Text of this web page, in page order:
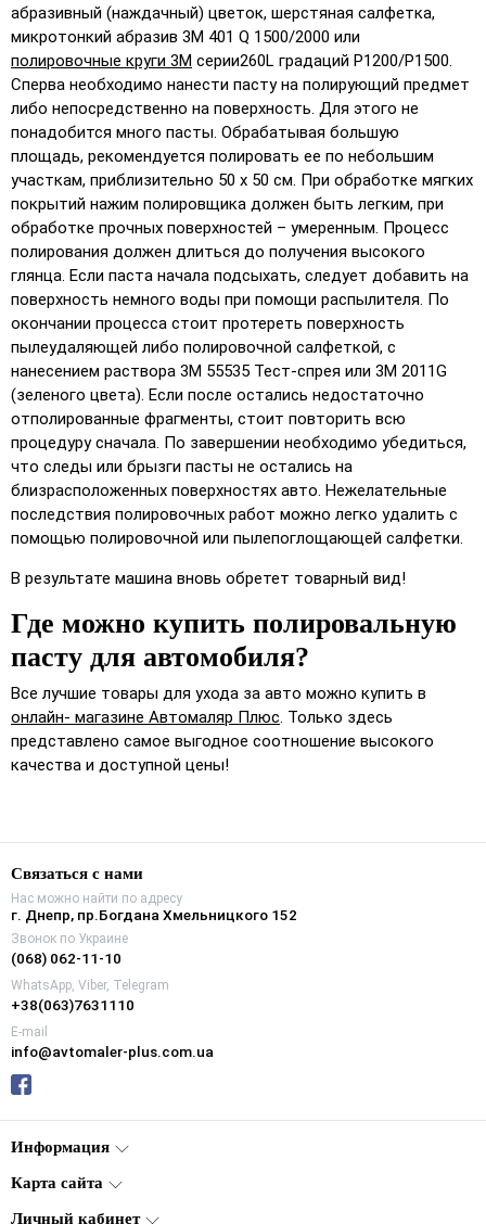
абразивный (наждачный) цветок, шерстяная салфетка,
микротонкий абразив 3М 401 Q 1500/2000 или
полировочные круги 3М серии260L градаций Р1200/Р1500.
Сперва необходимо нанести пасту на полирующий предмет
либо непосредственно на поверхность. Для этого не
понадобится много пасты. Обрабатывая большую
площадь, рекомендуется полировать ее по небольшим
участкам, приблизительно 50 х 50 см. При обработке мягких
покрытий нажим полировщика должен быть легким, при
обработке прочных поверхностей – умеренным. Процесс
полирования должен длиться до получения высокого
глянца. Если паста начала подсыхать, следует добавить на
поверхность немного воды при помощи распылителя. По
окончании процесса стоит протереть поверхность
пылеудаляющей либо полировочной салфеткой, с
нанесением раствора 3М 55535 Тест-спрея или 3М 2011G
(зеленого цвета). Если после остались недостаточно
отполированные фрагменты, стоит повторить всю
процедуру сначала. По завершении необходимо убедиться,
что следы или брызги пасты не остались на
близрасположенных поверхностях авто. Нежелательные
последствия полировочных работ можно легко удалить с
помощью полировочной или пылепоглощающей салфетки.
В результате машина вновь обретет товарный вид!
Где можно купить полировальную
пасту для автомобиля?
Все лучшие товары для ухода за авто можно купить в
онлайн- магазине Автомаляр Плюс. Только здесь
представлено самое выгодное соотношение высокого
качества и доступной цены!
Связаться с нами
Нас можно найти по адресу
г. Днепр, пр.Богдана Хмельницкого 152
Звонок по Украине
(068) 062-11-10
WhatsApp, Viber, Telegram
+38(063)7631110
E-mail
info@avtomaler-plus.com.ua
Информация
Карта сайта
Личный кабинет